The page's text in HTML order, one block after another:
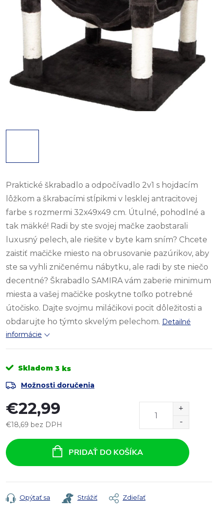
Praktické škrabadlo a odpočívadlo 2v1 s hojdacím
lôžkom a škrabacími stĺpikmi v lesklej antracitovej
farbe s rozmermi 32x49x49 cm. Útulné, pohodlné a
tak mäkké! Radi by ste svojej mačke zaobstarali
luxusný pelech, ale riešite v byte kam sním? Chcete
zaistiť mačičke miesto na obrusovanie pazúrikov, aby
ste sa vyhli zničenému nábytku, ale radi by ste niečo
decentné? Škrabadlo SAMIRA vám zaberie minimum
miesta a vašej mačičke poskytne toľko potrebné
útočisko. Dajte svojmu miláčikovi pocit dôležitosti a
obdarujte ho týmto skvelým pelechom. Detailné
informácie
Skladom 3 ks
Možnosti doručenia
€22,99
€18,69 bez DPH
cena:
PRIDAŤ DO KOŠÍKA
Opýtať sa Strážiť Zdieľať